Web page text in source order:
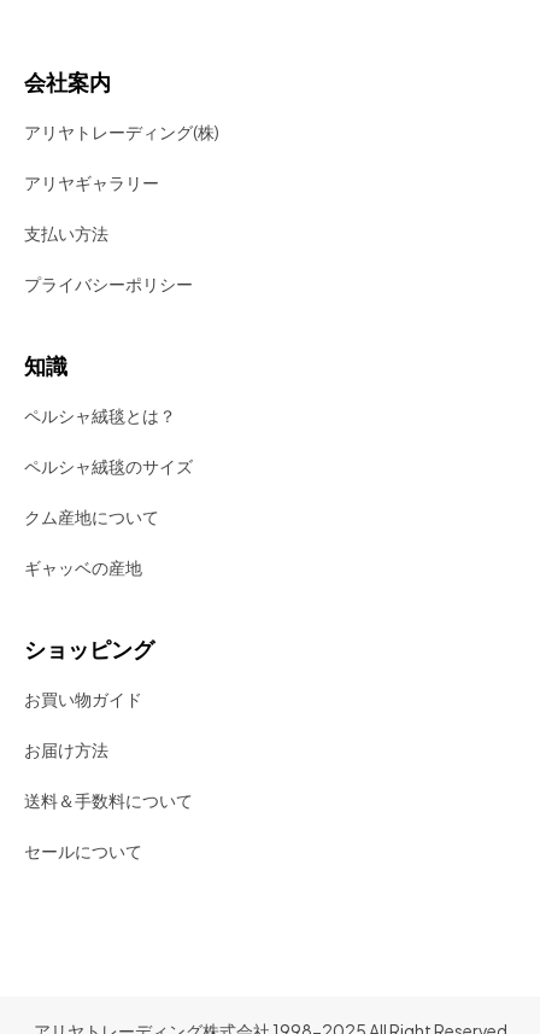
会社案内
アリヤトレーディング(株)
アリヤギャラリー
支払い方法
プライバシーポリシー
知識
ペルシャ絨毯とは？
ペルシャ絨毯のサイズ
クム産地について
ギャッベの産地
ショッピング
お買い物ガイド
お届け方法
送料＆手数料について
セールについて